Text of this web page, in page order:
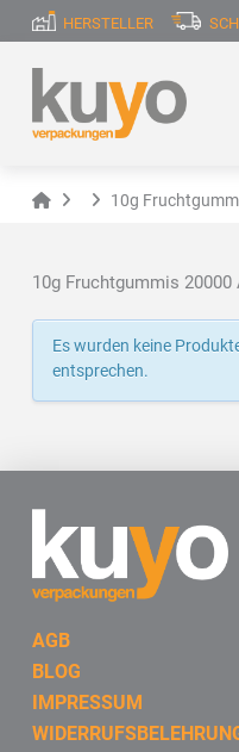
HERSTELLER
Home 10g
10g Fruchtgummis
Es wurden keine
entsprechen.
AGB
BLOG
IMPRESSUM